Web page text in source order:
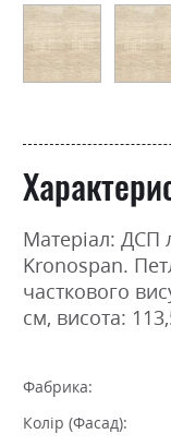
Матеріал: ДСП
Kronospan.
часткового
см, висота:
Фабрика:
Колір (Фасад):